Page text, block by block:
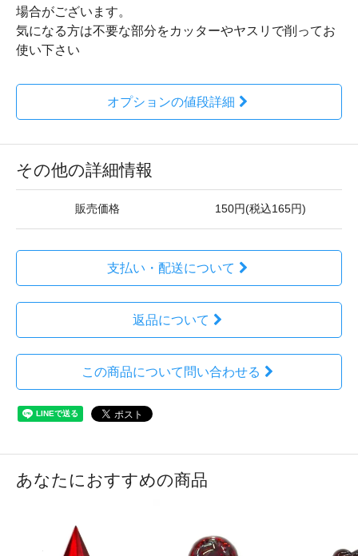
場合がございます。
気になる方は不要な部分をカッターやヤスリで削ってお
使い下さい
オプションの値段詳細
その他の詳細情報
販売価格 150円(税込165円)
支払い・配送について
返品について
この商品について問い合わせる
あなたにおすすめの商品